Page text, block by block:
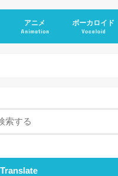
アニメ
Animation
ボーカロイド
Vocaloid
Translate